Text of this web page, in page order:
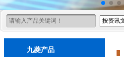
九菱产品